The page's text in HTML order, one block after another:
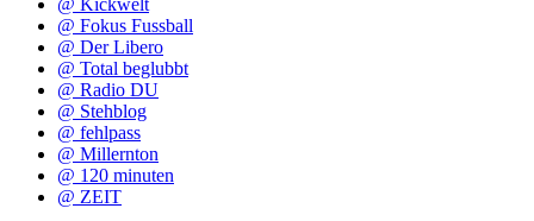
@ Fokus Fussball
@ Der Libero
@ Total beglubbt
@ Radio DU
@ Stehblog
@ fehlpass
@ Millernton
@ 120 minuten
@ ZEIT